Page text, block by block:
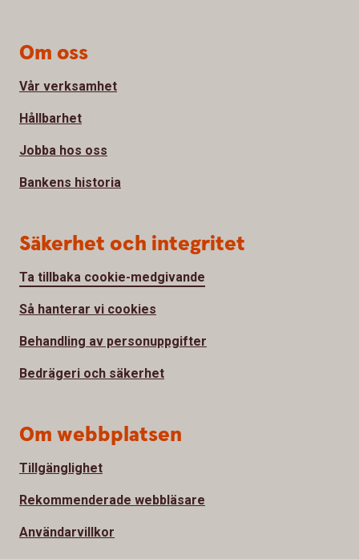
Om oss
Vår verksamhet
Hållbarhet
Jobba hos oss
Bankens historia
Säkerhet och integritet
Ta tillbaka cookie-medgivande
Så hanterar vi cookies
Behandling av personuppgifter
Bedrägeri och säkerhet
Om webbplatsen
Tillgänglighet
Rekommenderade webbläsare
Användarvillkor